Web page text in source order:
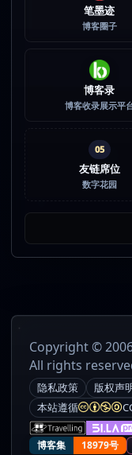
笔墨迹
博客圈子
博客录
博客收录展示平
05
友链席位
数字花园
Copyright ©
All rights
隐私政策 版权声
本站遵循
博客集 18979号